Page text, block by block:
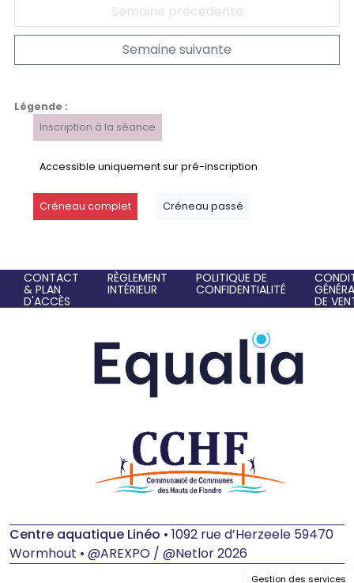
Semaine précédente
Semaine suivante
Légende :
Inscription à la séance
Accessible uniquement sur pré-inscription
Créneau complet Créneau passé
CONTACT
& PLAN
D'ACCÈS
RÈGLEMENT
INTÉRIEUR
POLITIQUE DE
CONFIDENTIALITÉ
DE
Centre aquatique Linéo • 1092 rue d’Herzeele 59470
Wormhout • @AREXPO / @Netlor 2026
Gestion des services